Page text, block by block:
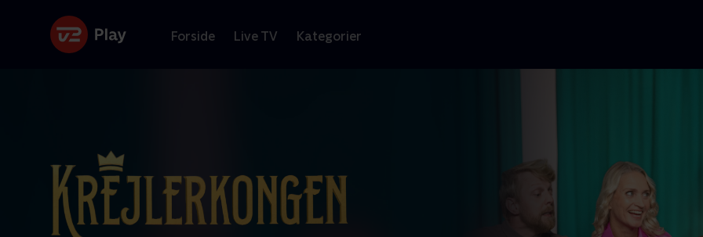
Forside Live TV Kategorier